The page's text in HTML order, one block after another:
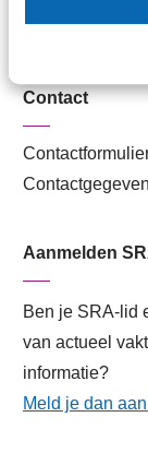
Lid worden
Contact
Aanmelden
Ben je SRA-lid
van actueel
informatie?
Meld je dan